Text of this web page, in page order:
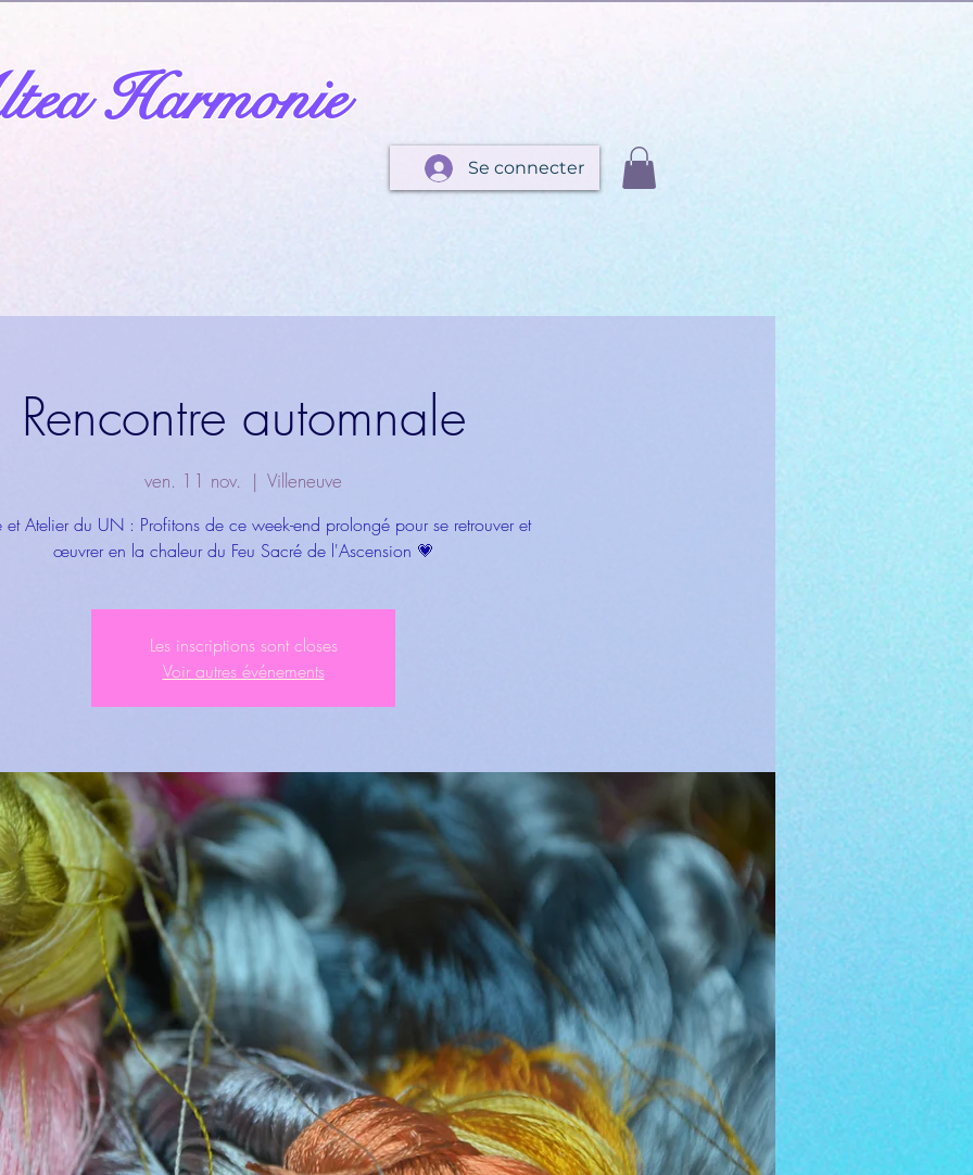
Harmonie
Se connecter
Rencontre automnale
ven. 11 nov.
  |
Villeneuve
et Atelier du UN : Profitons de ce week-end prolongé pour se retrouver et
œuvrer en la chaleur du Feu Sacré de l'Ascension 💗
Les inscriptions sont closes
Voir autres événements